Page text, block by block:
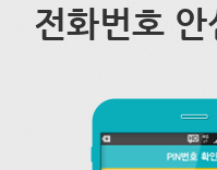
전화번호 안